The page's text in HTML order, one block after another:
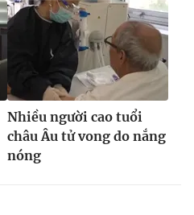
Nhiều người cao tuổi
châu Âu tử vong do nắng
nóng